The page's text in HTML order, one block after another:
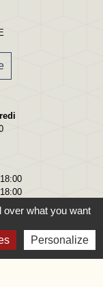
over what you want
Personalize